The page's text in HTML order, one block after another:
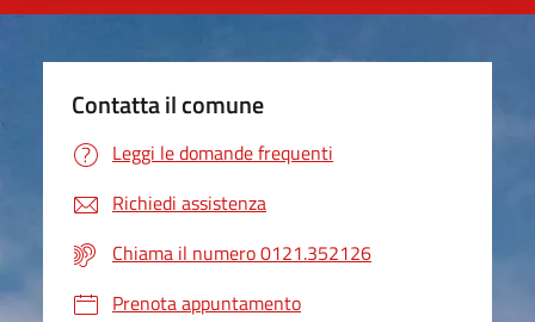
Contatta il comune
Leggi le domande frequenti
Richiedi assistenza
Chiama il numero 0121.352126
Prenota appuntamento